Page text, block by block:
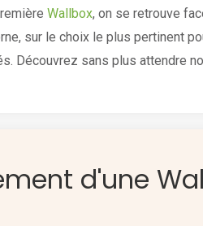
Wallbox, on se retrouve
sur le choix le plus pertinent
Découvrez sans plus attendre
d'une